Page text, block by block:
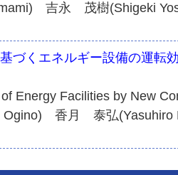
吉永 茂樹(Shigeki
づくエネルギー設備の運転
Energy Facilities by New
香月 泰弘